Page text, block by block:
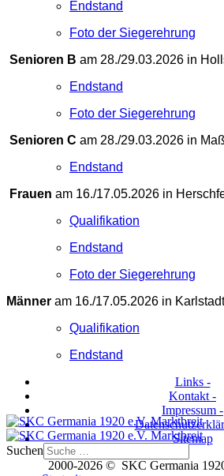
Endstand
Foto der Siegerehrung
Senioren B am 28./29.03.2026 in
Endstand
Foto der Siegerehrung
Senioren C am 28./29.03.2026 in
Endstand
Frauen am 16./17.05.2026 in
Qualifikation
Endstand
Foto der Siegerehrung
Männer am 16./17.05.2026 in Karlstadt
Qualifikation
Endstand
Links -
Kontakt -
Impressum -
Sitemap
2000-2026 © SKC Germania
Suchen